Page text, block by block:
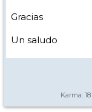
Gracias
Un saludo
Karma: 18